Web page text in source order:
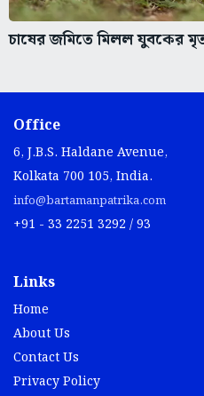
চাষের জমিতে মিলল যুবকের
Office
6, J.B.S. Haldane Avenue,
Kolkata 700 105, India.
info@bartamanpatrika.com
+91 - 33 2251 3292 / 93
Links
Home
About Us
Contact Us
Privacy Policy